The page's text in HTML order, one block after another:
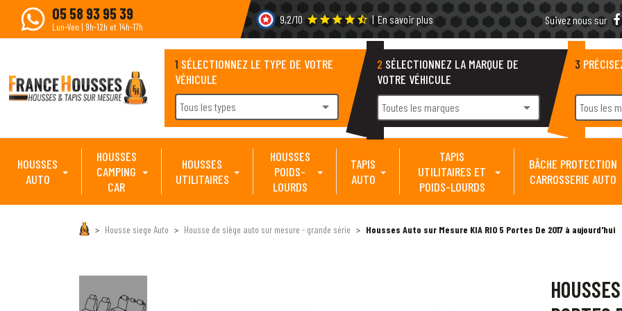
05 58 93 95 39
Lun-Ven | 9h-12h et 14h-17h
9,2/10 star starstarstarstar_half | En savoir plus Suivez nous sur
1 SÉLECTIONNEZ LE TYPE DE VOTRE
VÉHICULE
Tous les types arrow_drop_down
2 SÉLECTIONNEZ LA MARQUE DE
VOTRE VÉHICULE
Toutes les marques arrow_drop_down
3
Tous les
HOUSSES
AUTO
HOUSSES
CAMPING
CAR
HOUSSES
UTILITAIRES
HOUSSES
POIDS-
LOURDS
TAPIS
AUTO
TAPIS
UTILITAIRES ET
POIDS-LOURDS
BÂCHE PROTECTION
CARROSSERIE AUTO
Housse siege Auto Housse de siège auto sur mesure - grande série Housses Auto sur Mesure KIA RIO 5 Portes De 2017 à aujourd'hui